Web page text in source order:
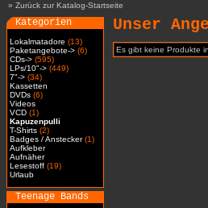
» Zurück zur Katalog-Startseite
Kategorien
Lokalmatadore (13)
Paketangebote-> (6)
CDs-> (595)
LPs/10"-> (449)
7"-> (34)
Kassetten
DVDs (6)
Videos
VCD (1)
Kapuzenpulli
T-Shirts (2)
Badges / Anstecker(1)
Aufkleber
Aufnäher
Lesestoff (19)
Urlaub
Teenage Bands
Unser
Es gibt keine Produkte